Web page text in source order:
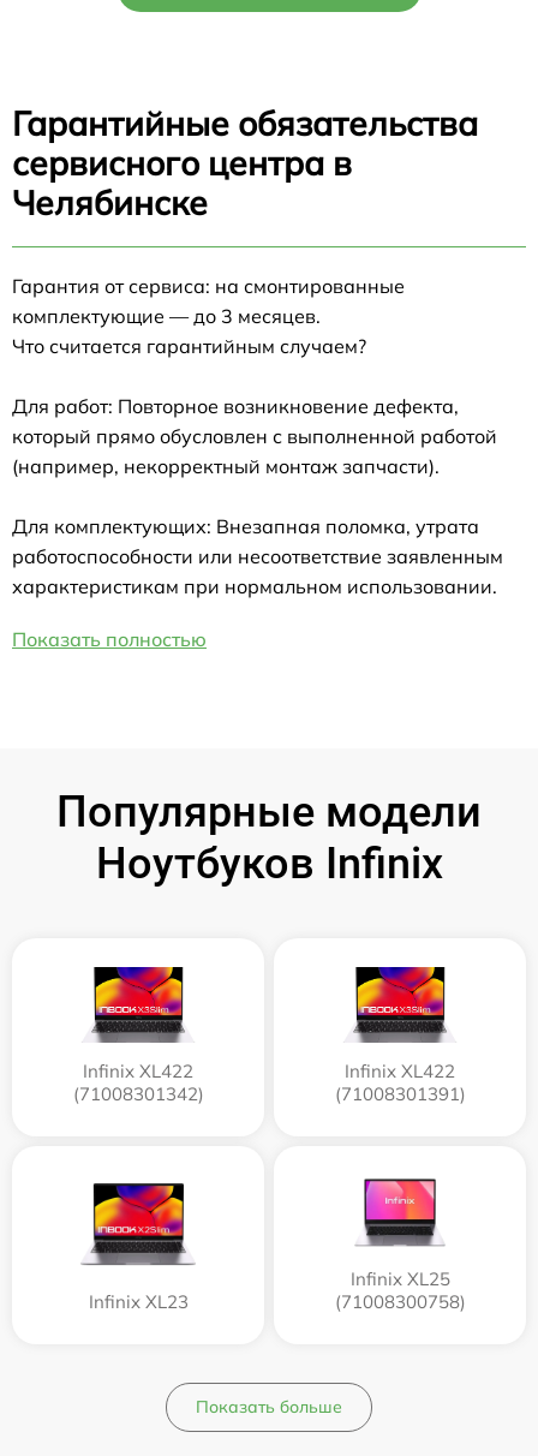
Гарантийные обязательства
сервисного центра в
Челябинске
Гарантия от сервиса: на смонтированные
комплектующие — до 3 месяцев.
Что считается гарантийным случаем?
Для работ: Повторное возникновение дефекта,
который прямо обусловлен с выполненной работой
(например, некорректный монтаж запчасти).
Для комплектующих: Внезапная поломка, утрата
работоспособности или несоответствие заявленным
характеристикам при нормальном использовании.
Показать полностью
Популярные модели
Ноутбуков Infinix
Infinix XL422
(71008301342)
Infinix XL422
(71008301391)
Infinix XL23
Infinix XL25
(71008300758)
Показать больше